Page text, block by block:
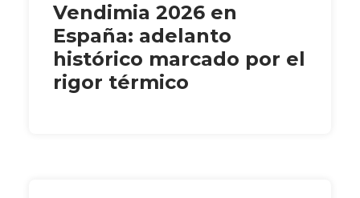
Vendimia 2026 en
España: adelanto
histórico marcado por el
rigor térmico